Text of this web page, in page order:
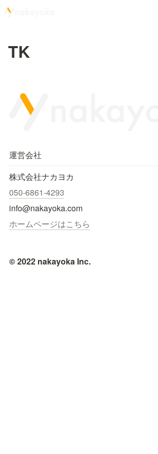
TK
運営会社
株式会社ナカヨカ
050-6861-4293
info@nakayoka.com
ホームページはこちら
© 2022 nakayoka Inc.